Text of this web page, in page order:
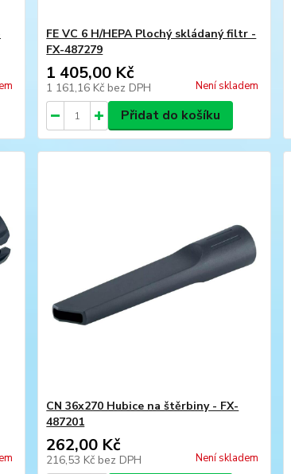
FE VC 6 H/HEPA Plochý skládaný filtr -
FX-487279
1 405,00 Kč
1 161,16 Kč bez DPH Není skladem
Přidat do košíku
CN 36x270 Hubice na štěrbiny - FX-
487201
262,00 Kč
216,53 Kč bez DPH Není skladem